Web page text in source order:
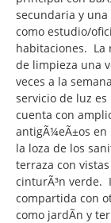
secundaria y
como estudio/
habitaciones. La
de limpieza una
veces a la
servicio de luz
cuenta con
antigÃ¼eÃ±os en
la loza de los
terraza con
cinturÃ³n verde.
compartida con
como jardÃ­n y